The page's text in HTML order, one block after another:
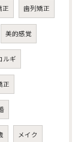
正 歯列矯正
美的感覚
ギ
正
メイク